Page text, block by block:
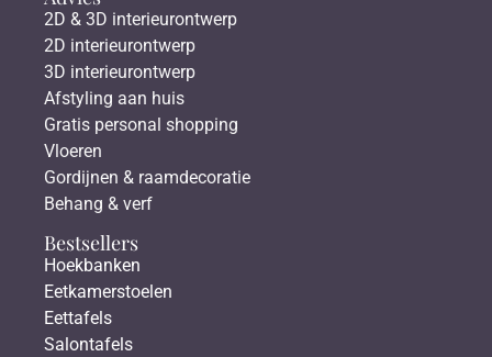
2D & 3D interieurontwerp
2D interieurontwerp
3D interieurontwerp
Afstyling aan huis
Gratis personal shopping
Vloeren
Gordijnen & raamdecoratie
Behang & verf
Bestsellers
Hoekbanken
Eetkamerstoelen
Eettafels
Salontafels